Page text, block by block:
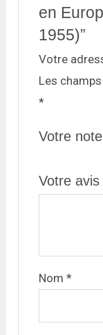
en
1955)”
Votre
Les
*
Votre note
Votre avis
Nom *